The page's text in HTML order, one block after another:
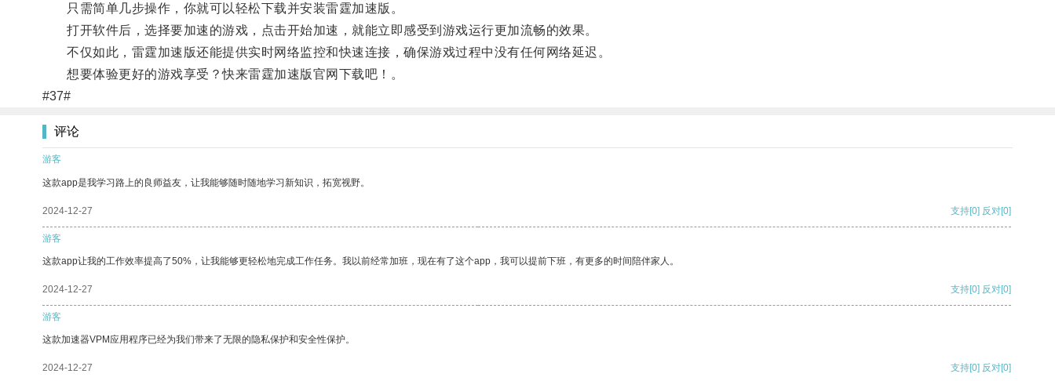
只需简单几步操作，你就可以轻松下载并安装雷霆加速版。
打开软件后，选择要加速的游戏，点击开始加速，就能立即感受到游戏运行更加流畅的效果。
不仅如此，雷霆加速版还能提供实时网络监控和快速连接，确保游戏过程中没有任何网络延迟。
想要体验更好的游戏享受？快来雷霆加速版官网下载吧！。
#37#
评论
游客
这款app是我学习路上的良师益友，让我能够随时随地学习新知识，拓宽视野。
2024-12-27 支持[0] 反对[0]
游客
这款app让我的工作效率提高了50%，让我能够更轻松地完成工作任务。我以前经常加班，现在有了这个app，我可以提前下班，有更多的时间陪伴家人。
2024-12-27 支持[0] 反对[0]
游客
这款加速器VPM应用程序已经为我们带来了无限的隐私保护和安全性保护。
2024-12-27 支持[0] 反对[0]